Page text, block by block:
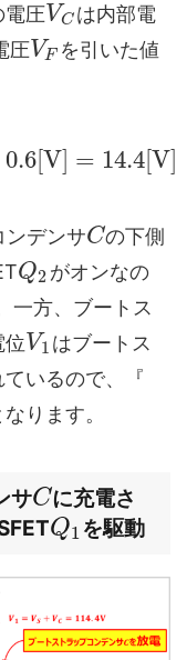
電圧VC は内部電
圧VF を引いた値
0.6[ V] = 14.4 [V
ンデンサCの下側
Q2 がオンなの
一方、ブートス
位V1 はブートス
いるので、『
なります。
サCに充電さ
Q1 を駆動